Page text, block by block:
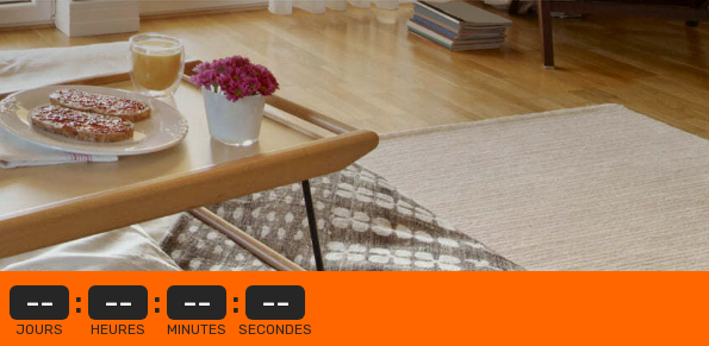
--
JOURS
: --
HEURES
: --
MINUTES
: --
SECONDES